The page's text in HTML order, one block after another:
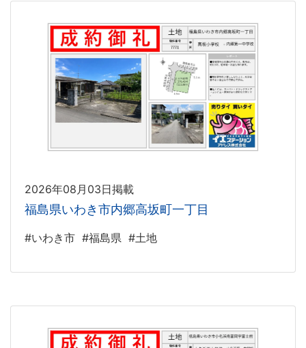
2026年08月03日掲載
福島県いわき市内郷高坂町一丁目
#いわき市 #福島県 #土地